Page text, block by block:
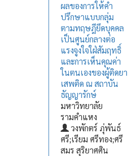
ผลของการให้คำ
ปรึกษาแบบกลุ่ม
ตามทฤษฎียึดบุคคล
เป็นศูนย์กลางต่อ
แรงจูงใจใฝ่สัมฤทธิ์
และการเห็นคุณค่า
ในตนเองของผู้ติดยา
เสพติด ณ สถาบัน
ธัญญารักษ์
มหาวิทยาลัย
รามคำแหง
วงพักตร์ ภุ่พันธ์
ศรี;เรียม ศรีทอง;ศรี
สมร สุริยาศศิน